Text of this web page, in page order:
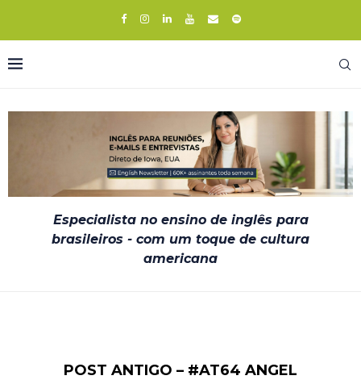
Especialista no ensino de inglês para
brasileiros - com um toque de cultura
americana
POST ANTIGO – #AT64 ANGEL